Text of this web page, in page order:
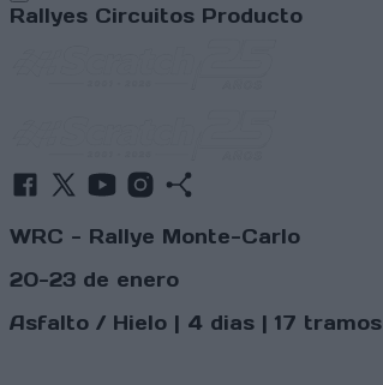
Abrir menú
Rallyes Circuitos Producto
WRC - Rallye Monte-Carlo
20-23 de enero
Asfalto / Hielo | 4 dias | 17 tramos